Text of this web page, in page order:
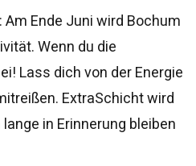
Am Ende Juni wird Bochum
Wenn du die
Lass dich von der Energie
ExtraSchicht wird
in Erinnerung bleiben